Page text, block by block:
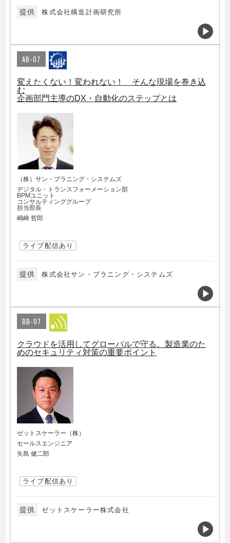
提供 株式会社構造計画研究所
AB-07
変えたくない！変われない！ そんな現場を巻き込
む
企画部門主導のDX・自動化のステップとは
（株）サン・プラニング・システムズ
デジタル・トランスフォーメーション部
BPMユニット
コンサルティンググループ
担当部長
嶋崎 哲郎
ライブ配信あり
提供 株式会社サン・プラニング・システムズ
BB-07
クラウドを活用してグローバルで守る。製造業のた
めのセキュリティ対策の重要ポイント
ゼットスケーラー（株）
セールスエンジニア
矢島 健二郎
ライブ配信あり
提供 ゼットスケーラー株式会社